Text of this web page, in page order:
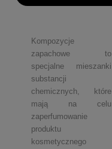
Kompozycje
zapachowe to
specjalne mieszanki
substancji
chemicznych, które
mają na celu
zaperfumowanie
produktu
kosmetycznego